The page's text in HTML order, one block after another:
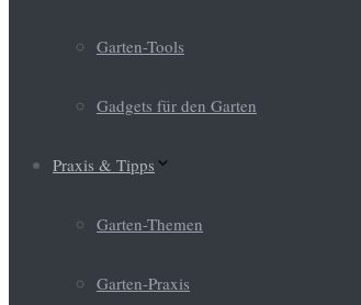
Garten-Tools
Gadgets für den Garten
Praxis & Tipps
Garten-Themen
Garten-Praxis